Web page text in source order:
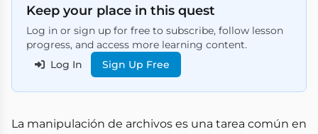
Keep your place in this quest
Log in or sign up for free to subscribe, follow lesson
progress, and access more learning content.
Log In
Sign Up Free
La manipulación de archivos es una tarea común en